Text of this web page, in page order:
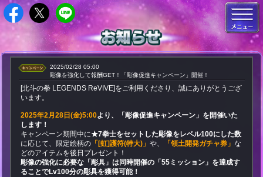
2025/02/28 05:00
彫像を強化して報酬GET！「彫像促進キャンペーン」開催！
[北斗の拳 LEGENDS ReVIVE]をご利用くださり、誠にありがとうござ
います。
2025年2月28日(金)5:00より、「彫像促進キャンペーン」を開催いた
します！
キャンペーン期間中に★7拳士をセットした彫像をレベル100にした数
に応じて、限定絵柄の 「[虹]護符(特大)」や、 「領土開発ガチャ券」な
どのアイテムを後日プレゼント！
彫像の強化に必要な「彫具」は同時開催の「55ミッション」を達成す
ることでLv100分の彫具を獲得可能！